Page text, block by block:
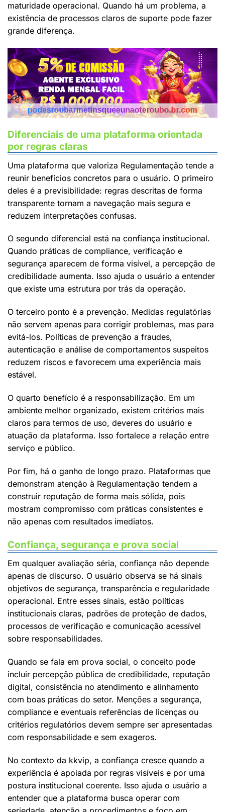
maturidade operacional. Quando há um problema, a
existência de processos claros de suporte pode fazer
grande diferença.
Diferenciais de uma plataforma orientada
por regras claras
Uma plataforma que valoriza Regulamentação tende a
reunir benefícios concretos para o usuário. O primeiro
deles é a previsibilidade: regras descritas de forma
transparente tornam a navegação mais segura e
reduzem interpretações confusas.
O segundo diferencial está na confiança institucional.
Quando práticas de compliance, verificação e
segurança aparecem de forma visível, a percepção de
credibilidade aumenta. Isso ajuda o usuário a entender
que existe uma estrutura por trás da operação.
O terceiro ponto é a prevenção. Medidas regulatórias
não servem apenas para corrigir problemas, mas para
evitá-los. Políticas de prevenção a fraudes,
autenticação e análise de comportamentos suspeitos
reduzem riscos e favorecem uma experiência mais
estável.
O quarto benefício é a responsabilização. Em um
ambiente melhor organizado, existem critérios mais
claros para termos de uso, deveres do usuário e
atuação da plataforma. Isso fortalece a relação entre
serviço e público.
Por fim, há o ganho de longo prazo. Plataformas que
demonstram atenção à Regulamentação tendem a
construir reputação de forma mais sólida, pois
mostram compromisso com práticas consistentes e
não apenas com resultados imediatos.
Confiança, segurança e prova social
Em qualquer avaliação séria, confiança não depende
apenas de discurso. O usuário observa se há sinais
objetivos de segurança, transparência e regularidade
operacional. Entre esses sinais, estão políticas
institucionais claras, padrões de proteção de dados,
processos de verificação e comunicação acessível
sobre responsabilidades.
Quando se fala em prova social, o conceito pode
incluir percepção pública de credibilidade, reputação
digital, consistência no atendimento e alinhamento
com boas práticas do setor. Menções a segurança,
compliance e eventuais referências de licenças ou
critérios regulatórios devem sempre ser apresentadas
com responsabilidade e sem exageros.
No contexto da kkvip, a confiança cresce quando a
experiência é apoiada por regras visíveis e por uma
postura institucional coerente. Isso ajuda o usuário a
entender que a plataforma busca operar com